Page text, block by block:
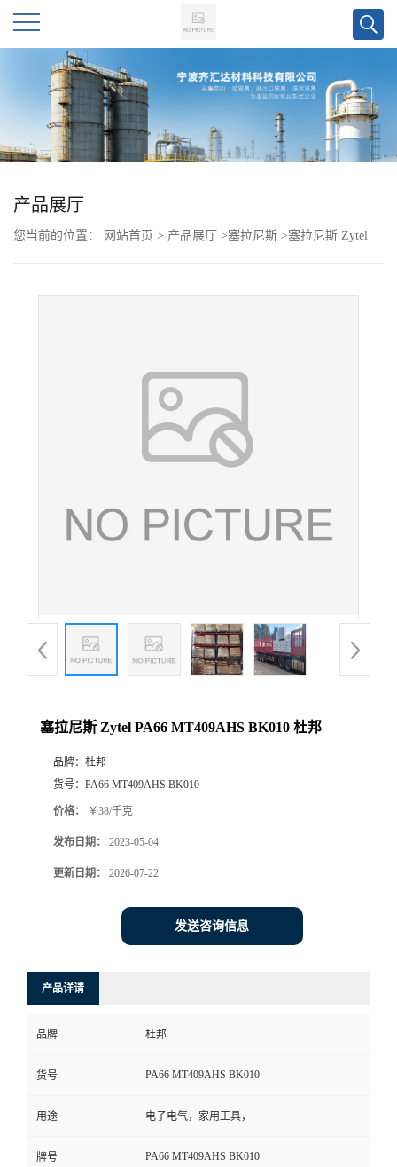
首
页
公
品
厅
系
产品展厅
您当前的位置： 网站首页 > 产品展厅 >塞拉尼斯 >塞拉尼斯 Zytel
塞拉尼斯 Zytel PA66 MT409AHS BK010 杜邦
品牌： 杜邦
货号： PA66 MT409AHS BK010
价格： ￥38/千克
发布日期： 2023-05-04
更新日期： 2026-07-22
发送咨询信息
产品详请
品牌 杜邦
货号 PA66 MT409AHS BK010
用途 电子电气，家用工具，
牌号 PA66 MT409AHS BK010